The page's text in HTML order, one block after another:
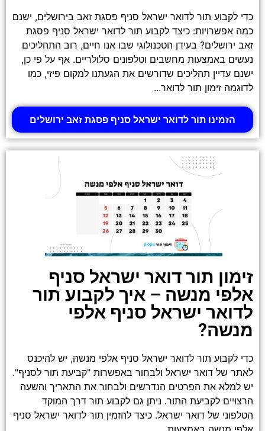
כדי לקבוע תור לדואר ישראל סניף פסגת זאב בירושלים, ישנם
כמה אפשרויות: כיצד לקבוע תור לדואר ישראל סניף פסגת
זאב ירושלים? בעידן הטכנולוגי שבו אנו חיים, רוב התהליכים
נעשים באמצעות מחשבים וטלפונים סלולריים. אף על פי כן,
ישנם עדיין תהליכים שדורשים את הגעתנו למקום פיזי, כמו
לדוגמה זימון תור לדואר...
הזמינו תור לדואר ישראל סניף פסגת זאב ירושלים
זימון תור דואר ישראל סניף
אלפי מנשה – איך לקבוע תור
לדואר ישראל סניף אלפי
מנשה?
כדי לקבוע תור לדואר ישראל סניף אלפי מנשה, יש להיכנס
לאתר של דואר ישראל ולבחור באפשרות "קביעת תור לסניף".
יש למלא את הפרטים הנדרשים ולבחור את התאריך והשעה
הרצויים לקביעת התור. ניתן גם לקבוע תור דרך המוקד
הטלפוני של דואר ישראל. כיצד להזמין תור לדואר ישראל סניף